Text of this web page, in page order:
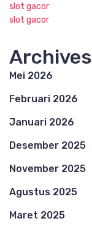
slot gacor
slot gacor
Archives
Mei 2026
Februari 2026
Januari 2026
Desember 2025
November 2025
Agustus 2025
Maret 2025